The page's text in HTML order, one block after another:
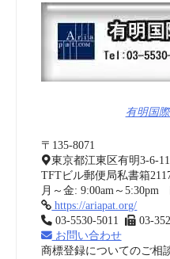
有明国
〒135-8071
東京都江東区有明3-6-11
TFTビル郵便局私書箱
月～金: 9:00am～5:30pm
https://ariapat.org/
03-5530-5011
03-
お問い合わせ
商標登録についてのご相